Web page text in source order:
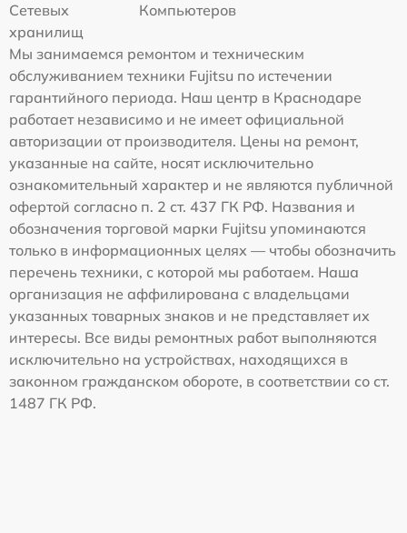
Сетевых
хранилищ
Компьютеров
Мы занимаемся ремонтом и техническим
обслуживанием техники Fujitsu по истечении
гарантийного периода. Наш центр в Краснодаре
работает независимо и не имеет официальной
авторизации от производителя. Цены на ремонт,
указанные на сайте, носят исключительно
ознакомительный характер и не являются публичной
офертой согласно п. 2 ст. 437 ГК РФ. Названия и
обозначения торговой марки Fujitsu упоминаются
только в информационных целях — чтобы обозначить
перечень техники, с которой мы работаем. Наша
организация не аффилирована с владельцами
указанных товарных знаков и не представляет их
интересы. Все виды ремонтных работ выполняются
исключительно на устройствах, находящихся в
законном гражданском обороте, в соответствии со ст.
1487 ГК РФ.